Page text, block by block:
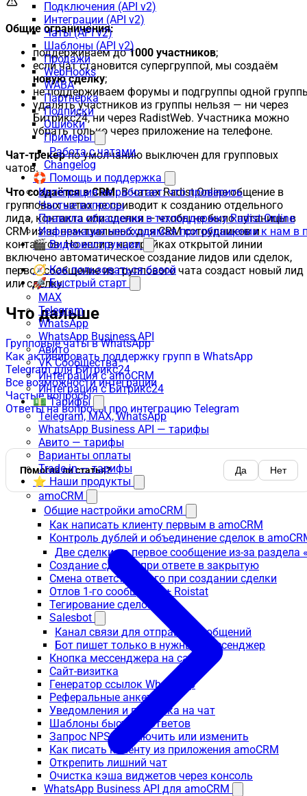
Подключения (API v2)
Интеграции (API v2)
Чаты (API v2)
Шаблоны (API v2)
Продажи
WebHooks
WABA
Партнёрка
Подписки
Ошибки
Примеры
Работа с чатами
Changelog
🛟 Помощь и поддержка
Интеграция не работает: что проверить
Частые вопросы
Правила обращения в техподдержку Radist.Online
Информация необходимая при обращении к нам в
🎬 Видеоинструкции
🧭 Как пользоваться базой
🚀 Быстрый старт
MAX
Telegram
WhatsApp
WhatsApp Business API
Авито
VK Сообщества
Интеграция с amoCRM
Интеграция с Битрикс24
💵 Тарифы
Telegram, MAX, WhatsApp
WhatsApp Business API — тарифы
Авито — тарифы
Варианты оплаты
Trade-in — тарифы
⭐ Наши продукты
amoCRM
Общие настройки amoCRM
Как написать клиенту первым в amoCRM
Контроль дублей и объединение сделок в
Две сделки на первое сообщение из-за раздела
Создание сделки при ответе в закрытую
Смена ответственного при создании сделки
Отлов 1-го сообщения + Roistat
Тегирование сделок
Salesbot
Канал связи для отправки сообщений
Бот пишет только в нужный мессенджер
Кнопка мессенджера на сайт
Сайт-визитка
Генератор ссылок WhatsApp
Реферальные анкеты
Уведомления и подписка на чат
Шаблоны быстрых ответов
Запрос NPS: выключить или изменить
Как писать клиенту из приложения amoCRM
Открепить лишний чат
Очистка кэша виджетов через консоль
WhatsApp Business API для amoCRM
Общие ограничения:
поддерживаем до1000 участников;
если чат становится супергруппой, мы создаём
новую сделку;
не поддерживаем форумы и подгруппы одной
удалять участников из группы нельзя — ни через
Битрикс24, ни через RadistWeb. Участника можно
убрать только через приложение на телефоне.
Чат-трекерпо умолчанию выключен для групповых
чатов.
Что создаётся в CRM.В чатах Radist.Online общение в
групповых чатах не приводит к созданию отдельного
лида, контакта или сделки — чтобы не было путаницы в
CRM из-за неактуальных для CRM сотрудников и
контактов. Но если в настройках открытой линии
включено автоматическое создание лидов или сделок,
первое сообщение из группового чата создаст новый лид
или сделку.
Что дальше
Групповые чаты в WhatsApp
Как активировать поддержку групп в WhatsApp
Telegram для Битрикс24
Все возможности интеграции
Частые вопросы
Ответы на вопросы про интеграцию Telegram
Помогла ли статья? Да Нет